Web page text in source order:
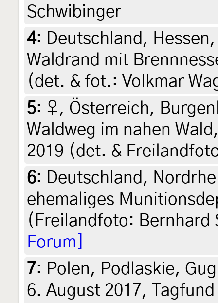
Schwibinger
4: Deutschland,
Waldrand mit
(det. & fot.: Volkmar
5: ♀, Österreich,
Waldweg im nahen
2019 (det. &
6: Deutschland,
ehemaliges
(Freilandfoto:
Forum]
7: Polen, Podlaskie,
6. August 2017,